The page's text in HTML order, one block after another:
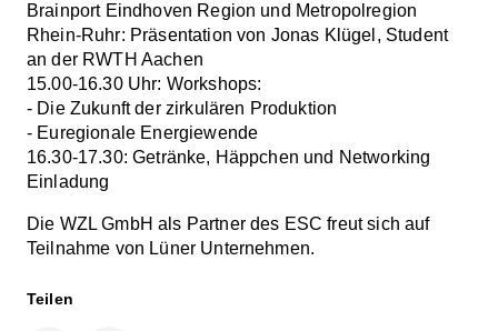
Brainport Eindhoven Region und Metropolregion
Rhein-Ruhr: Präsentation von Jonas Klügel, Student
an der RWTH Aachen
15.00-16.30 Uhr: Workshops:
- Die Zukunft der zirkulären Produktion
- Euregionale Energiewende
16.30-17.30: Getränke, Häppchen und Networking
Einladung
Die WZL GmbH als Partner des ESC freut sich auf
Teilnahme von Lüner Unternehmen.
Teilen